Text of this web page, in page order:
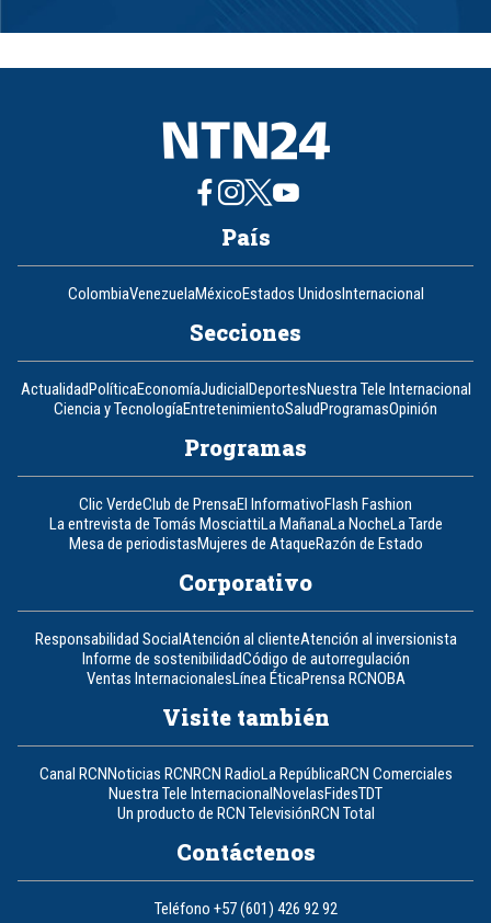
1
8
País
ColombiaVenezuelaMéxicoEstados UnidosInternacional
Secciones
ActualidadPolíticaEconomíaJudicialDeportesNuestra Tele Internacional
Ciencia y TecnologíaEntretenimientoSaludProgramasOpinión
Programas
Clic VerdeClub de PrensaEl InformativoFlash Fashion
La entrevista de Tomás MosciattiLa MañanaLa NocheLa Tarde
Mesa de periodistasMujeres de AtaqueRazón de Estado
Corporativo
Responsabilidad SocialAtención al clienteAtención al inversionista
Informe de sostenibilidadCódigo de autorregulación
Ventas InternacionalesLínea ÉticaPrensa RCNOBA
Visite también
Canal RCNNoticias RCNRCN RadioLa RepúblicaRCN Comerciales
Nuestra Tele InternacionalNovelasFidesTDT
Un producto de RCN TelevisiónRCN Total
Contáctenos
Teléfono +57 (601) 426 92 92